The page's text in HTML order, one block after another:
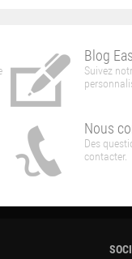
Blog
Suivez
Nous
Des
contacter.